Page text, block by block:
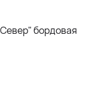
бордовая